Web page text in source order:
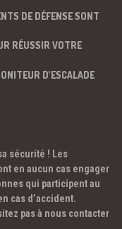
DE DÉFENSE SONT
RÉUSSIR VOTRE
D’ESCALADE
sécurité ! Les
en aucun cas engager
qui participent au
cas d’accident.
pas à nous contacter